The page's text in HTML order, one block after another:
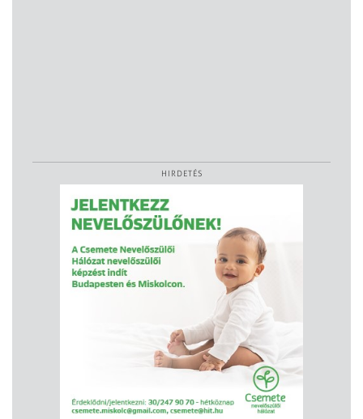
HIRDETÉS